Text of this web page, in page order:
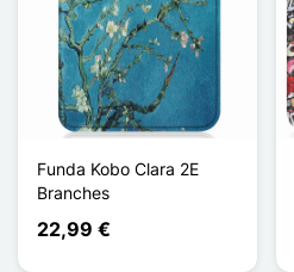
Funda Kobo Clara 2E
Branches
22,99 €